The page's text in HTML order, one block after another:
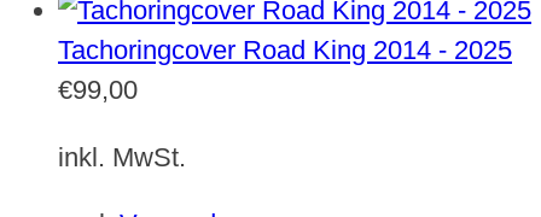
Tachoringcover Road King 2014 - 2025
€99,00
inkl. MwSt.